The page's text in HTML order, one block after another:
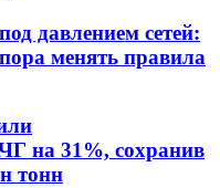
давлением сетей:
менять правила
на 31%, сохранив
тонн